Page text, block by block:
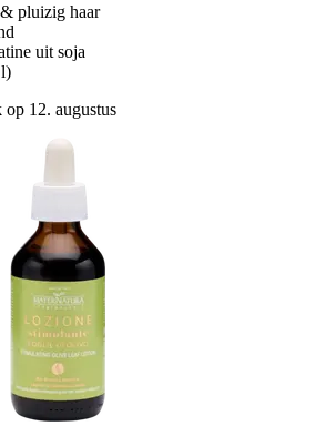
pluizig haar
uit soja
12. augustus